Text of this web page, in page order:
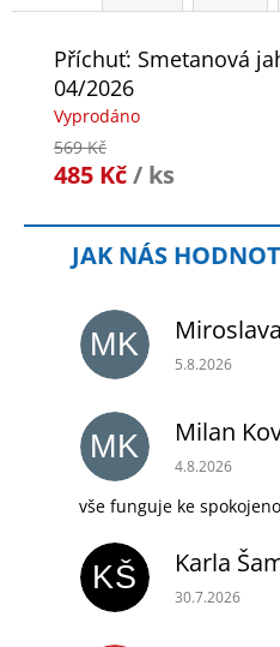
Příchuť: Smetanová
04/2026
Vyprodáno
569 Kč
485 Kč/ ks
MK Hodnocení
5.8.2026
MK Milan
Hodnocení
4.8.2026
vše funguje ke
KŠ Karla
Hodnocení
30.7.2026